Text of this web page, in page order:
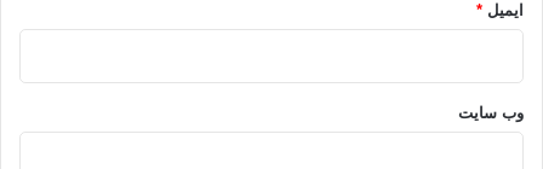
ایمیل *
وب‌ سایت